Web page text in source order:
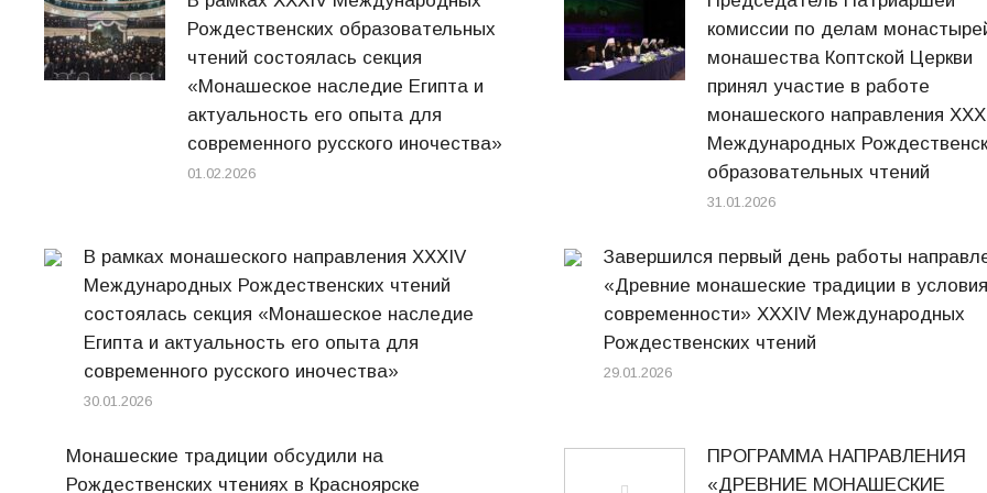
Рождественских образовательных
чтений состоялась секция
«Монашеское наследие Египта и
актуальность его опыта для
современного русского иночества»
01.02.2026
комиссии по делам
монашества Коптской Церкви
принял участие в работе
монашеского направления
Международных
образовательных чтений
31.01.2026
В рамках монашеского направления XXXIV
Международных Рождественских чтений
состоялась секция «Монашеское наследие
Египта и актуальность его опыта для
современного русского иночества»
30.01.2026
Завершился первый день работы
«Древние монашеские традиции в
современности» XXXIV Международных
Рождественских чтений
29.01.2026
Монашеские традиции обсудили на
Рождественских чтениях в Красноярске
ПРОГРАММА НАПРАВЛЕНИЯ
«ДРЕВНИЕ МОНАШЕСКИЕ